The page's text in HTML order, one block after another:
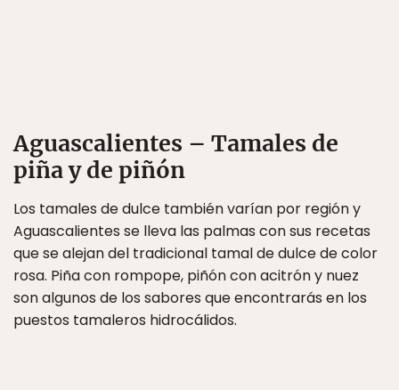
Aguascalientes – Tamales de
piña y de piñón
Los tamales de dulce también varían por región y
Aguascalientes se lleva las palmas con sus recetas
que se alejan del tradicional tamal de dulce de color
rosa. Piña con rompope, piñón con acitrón y nuez
son algunos de los sabores que encontrarás en los
puestos tamaleros hidrocálidos.